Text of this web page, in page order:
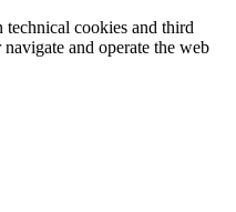
technical cookies and third
and operate the web